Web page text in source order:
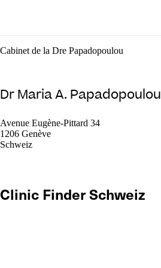
Cabinet de la Dre Papadopoulou
Dr Maria A. Papadopoulou
Avenue Eugène-Pittard 34
1206 Genève
Schweiz
Clinic Finder Schweiz